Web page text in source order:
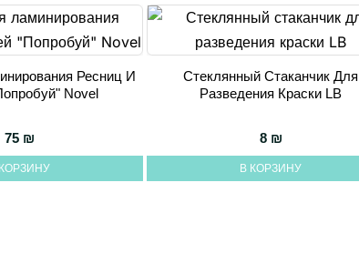
Ресниц И
Novel
75 ₪
Стеклянный Стаканчик Для
Разведения Краски LB
8 ₪
В КОРЗИНУ